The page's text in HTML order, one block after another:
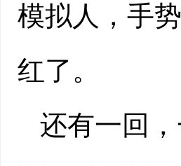
模拟人，手
红了。
还有一回